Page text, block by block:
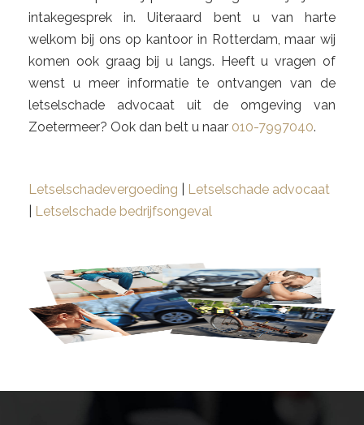
intakegesprek in. Uiteraard bent u van harte
welkom bij ons op kantoor in Rotterdam, maar wij
komen ook graag bij u langs. Heeft u vragen of
wenst u meer informatie te ontvangen van de
letselschade advocaat uit de omgeving van
Zoetermeer? Ook dan belt u naar 010-7997040.
Letselschadevergoeding
Letselschade advocaat
Letselschade bedrijfsongeval